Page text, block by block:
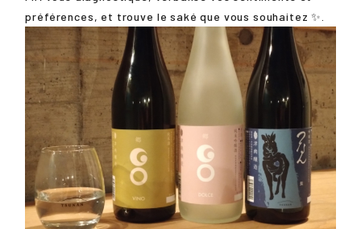
préférences, et trouve le saké que vous souhaitez ✨.